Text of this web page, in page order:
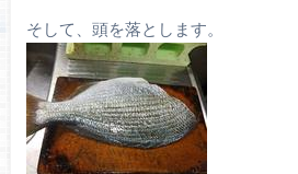
そして、頭を落とします。